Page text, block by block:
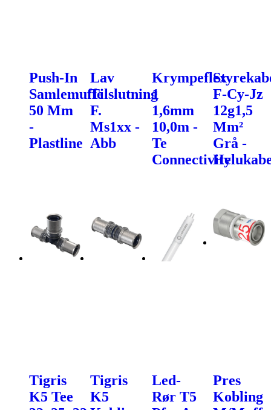
Push-In
Samlemuffe
50 Mm
-
Plastline
Lav
Tilslutning
F.
Ms1xx -
Abb
Krympeflex
1
1,6mm
10,0m -
Te
Connectivity
F-Cy-Jz
12g1,5
Mm²
Grå -
Tigris
K5 Tee
Tigris
K5
Led-
Rør T5
Pres
Kobling